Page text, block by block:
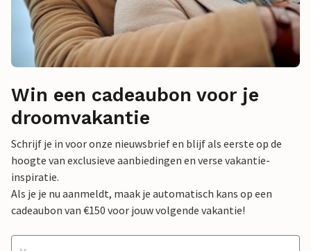
Win een cadeaubon voor je
droomvakantie
Schrijf je in voor onze nieuwsbrief en blijf als eerste op de
hoogte van exclusieve aanbiedingen en verse vakantie-
inspiratie.
Als je je nu aanmeldt, maak je automatisch kans op een
cadeaubon van €150 voor jouw volgende vakantie!